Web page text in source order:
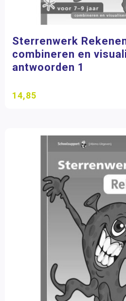
Sterrenwerk
combineren en
antwoorden 1
14,85